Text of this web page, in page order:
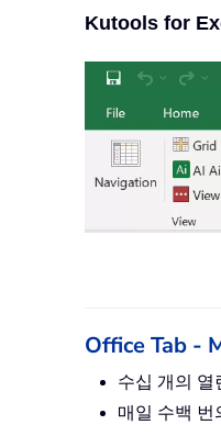
Kutools for
Office Tab -
수십 개의 열
매일 수백 번